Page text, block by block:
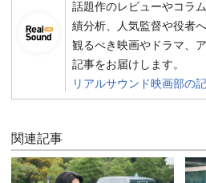
話題作のレビューやコラ
績分析、人気監督や役者
観るべき映画やドラマ、
記事をお届けします。
リアルサウンド映画部の
関連記事